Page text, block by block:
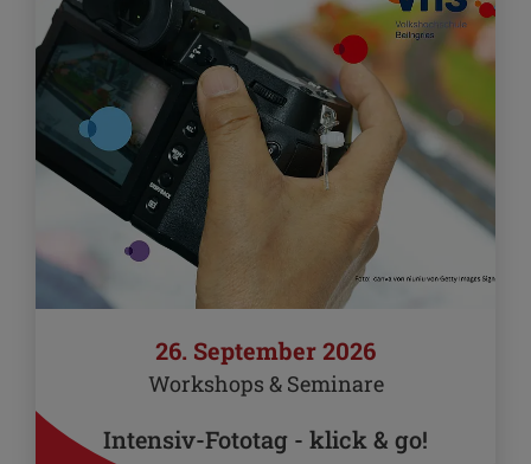
26. September 2026
Workshops & Seminare
Intensiv-Fototag - klick & go!